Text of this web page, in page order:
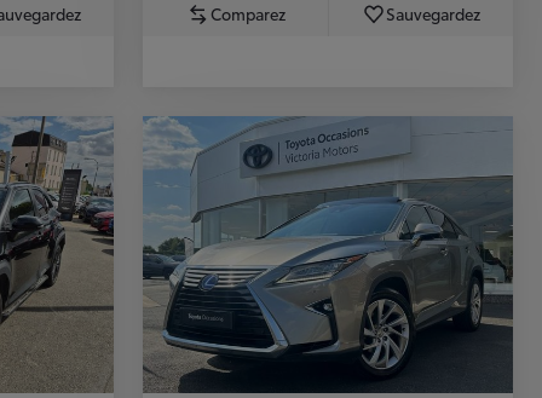
Comparez Sauvegardez